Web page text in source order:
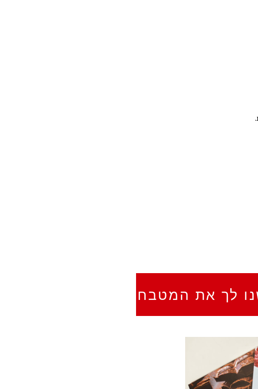
לך את המטבח